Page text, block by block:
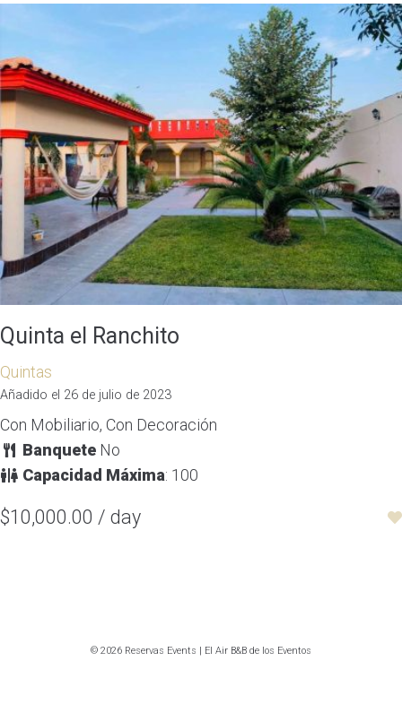
Quinta el Ranchito
Quintas
Añadido el 26 de julio de 2023
Con Mobiliario, Con Decoración
BanqueteNo
Capacidad Máxima: 100
$10,000.00 / day
© 2026 Reservas Events | El Air B&B de los Eventos